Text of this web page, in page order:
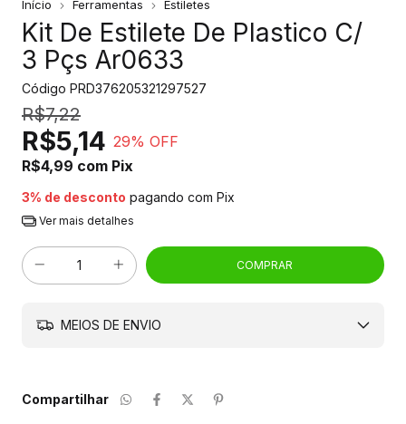
Início Ferramentas Estiletes
Kit De Estilete De Plastico C/
3 Pçs Ar0633
Código PRD376205321297527
R$7,22
R$5,14 29% OFF
R$4,99 com Pix
3% de desconto pagando com Pix
Ver mais detalhes
MEIOS DE ENVIO
Compartilhar